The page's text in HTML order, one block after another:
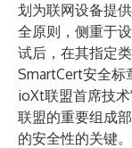
划为联网设备提
全原则，侧重于
试后，在其指定
SmartCert安全标
ioXt联盟首席技
联盟的重要组成
的安全性的关键